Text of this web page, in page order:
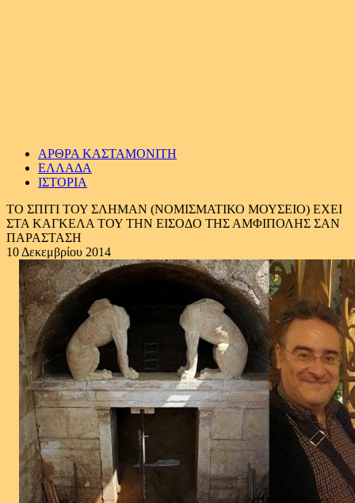
ΑΡΘΡΑ ΚΑΣΤΑΜΟΝΙΤΗ
ΕΛΛΑΔΑ
ΙΣΤΟΡΙΑ
ΤΟ ΣΠΙΤΙ ΤΟΥ ΣΛΗΜΑΝ (ΝΟΜΙΣΜΑΤΙΚΟ ΜΟΥΣΕΙΟ) ΕΧΕΙ
ΣΤΑ ΚΑΓΚΕΛΑ ΤΟΥ ΤΗΝ ΕΙΣΟΔΟ ΤΗΣ ΑΜΦΙΠΟΛΗΣ ΣΑΝ
ΠΑΡΑΣΤΑΣΗ
10 Δεκεμβρίου 2014